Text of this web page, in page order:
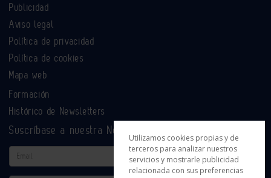
Publicidad
Aviso legal
Política de privacidad
Política de cookies
Mapa web
Formación
Histórico de Newsletters
Suscríbase a nuestra Newsletter
Email
Utilizamos cookies propias y de
terceros para analizar nuestros
servicios y mostrarle publicidad
relacionada con sus preferencias